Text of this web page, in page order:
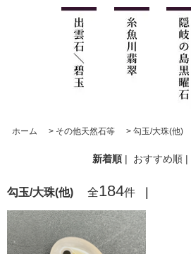
ホーム > その他天然石等 > 勾玉/大珠(他)
新着順 | おすすめ順 |
勾玉/大珠(他) 全184件